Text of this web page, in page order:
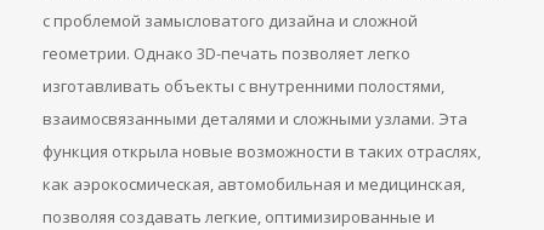
с проблемой замысловатого дизайна и сложной
геометрии. Однако 3D-печать позволяет легко
изготавливать объекты с внутренними полостями,
взаимосвязанными деталями и сложными узлами. Эта
функция открыла новые возможности в таких отраслях,
как аэрокосмическая, автомобильная и медицинская,
позволяя создавать легкие, оптимизированные и